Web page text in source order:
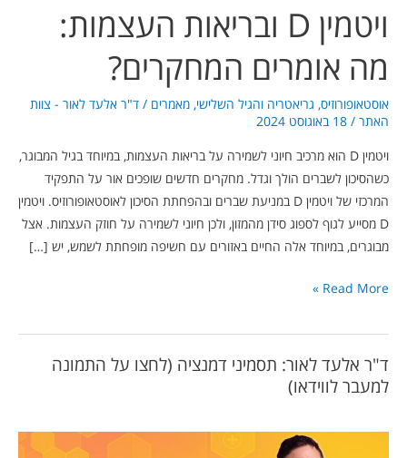
ד"ר אלעד לאור: תסמיני דמנציה (לחצו על התמונה
למעבר לווידאו)
ויטמין D ובריאות העצמות:
מה אומרים המחקרים?
אוסטאופורוזיס, גריאטריה והגיל השלישי, מאמרים / ד"ר אלעד לאור - צוות
האתר / 18 באוגוסט 2024
ויטמין D הוא מרכיב חיוני לשמירה על בריאות העצמות, במיוחד בגיל המבוגר,
כשהסיכון לשברים הולך וגדל. מחקרים חדשים שופכים אור על התפקיד
המרכזי של ויטמין D במניעת שברים ובהפחתת הסיכון לאוסטאופורוזיס. ויטמין
D מסייע לגוף לספוג סידן מהמזון, ולכן חיוני לשמירה על חוזק העצמות. אצל
מבוגרים, במיוחד אלה החיים באזורים עם חשיפה מופחתת לשמש, יש […]
Read More »